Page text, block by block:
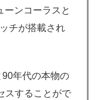
ーンコーラスと
チが搭載され
年代の本物の
スすることがで